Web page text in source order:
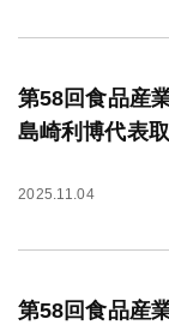
第58回食品産
島崎利博代表
2025.11.04
第58回食品産